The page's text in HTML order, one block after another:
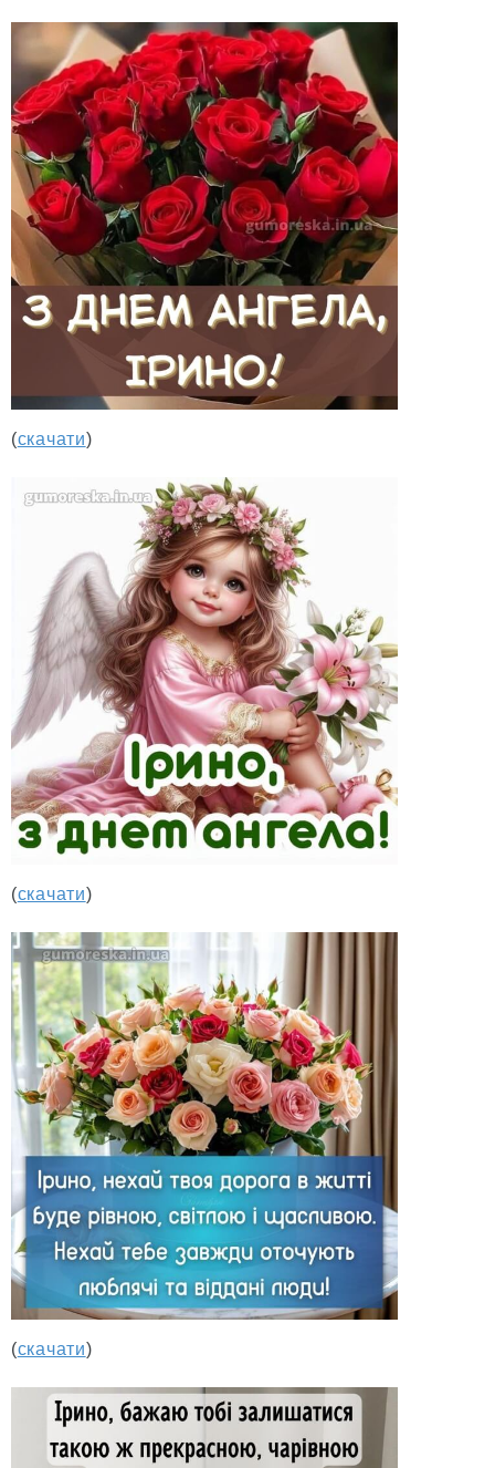
(скачати)
(скачати)
(скачати)